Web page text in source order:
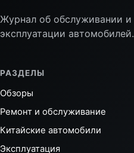
Журнал об обслуживании и
эксплуатации автомобилей.
РАЗДЕЛЫ
Обзоры
Ремонт и обслуживание
Китайские автомобили
Эксплуатация